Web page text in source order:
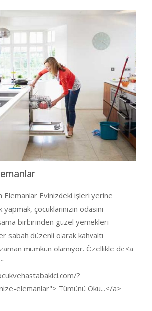
Elemanlar Evinizdeki işleri yerine
çocuklarınızın odasını
birbirinden güzel yemekleri
sabah düzenli olarak kahvaltı
mümkün olamıyor. Özellikle de<a
?
elemanlar"> Tümünü Oku...</a>